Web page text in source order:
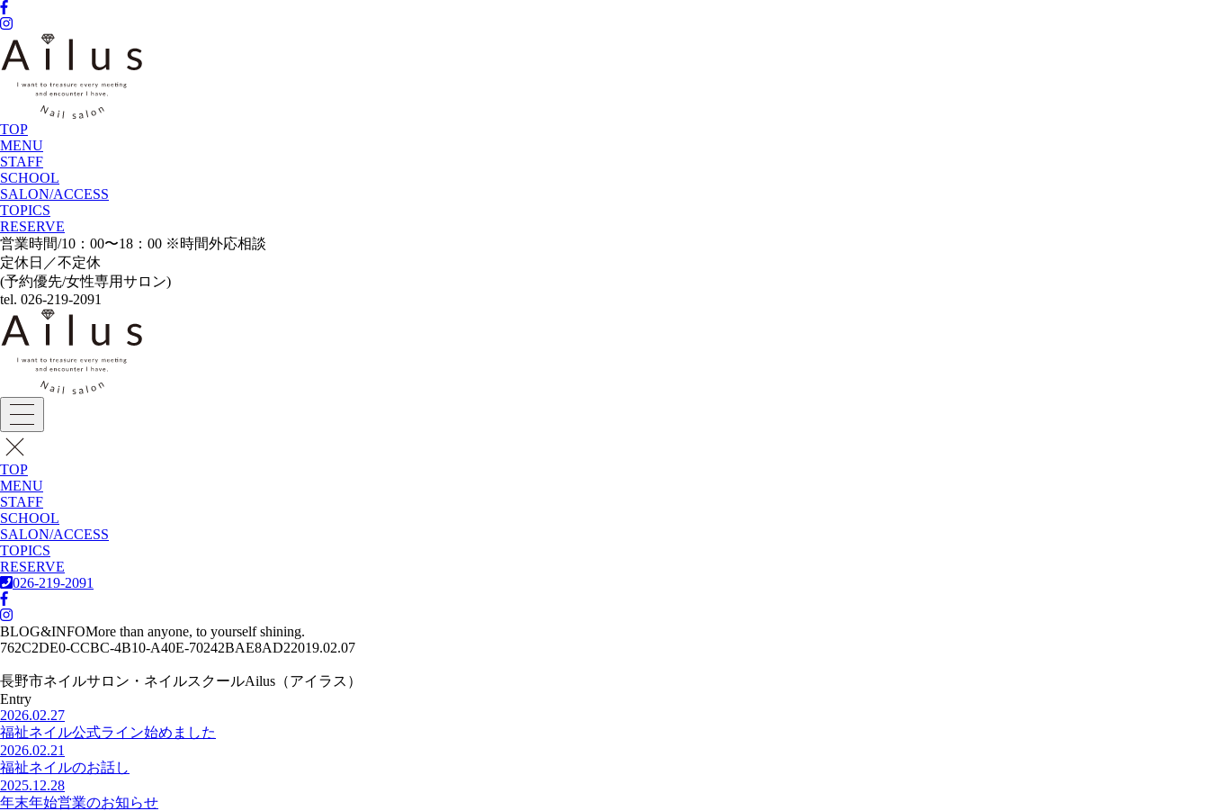
TOP
MENU
STAFF
SCHOOL
SALON/ACCESS
TOPICS
RESERVE
営業時間/10：00〜18：00 ※時間外応相談
定休日／不定休
(予約優先/女性専用サロン)
tel. 026-219-2091
TOP
MENU
STAFF
SCHOOL
SALON/ACCESS
TOPICS
RESERVE
026-219-2091
BLOG&INFOMore than anyone, to yourself shining.
762C2DE0-CCBC-4B10-A40E-70242BAE8AD22019.02.07
長野市ネイルサロン・ネイルスクールAilus（アイラス）
Entry
2026.02.27
福祉ネイル公式ライン始めました
2026.02.21
福祉ネイルのお話し
2025.12.28
年末年始営業のお知らせ